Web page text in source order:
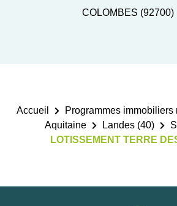
COLOMBES (92700)
Accueil Programmes immobiliers
Aquitaine
Landes (40)
LOTISSEMENT TERRE